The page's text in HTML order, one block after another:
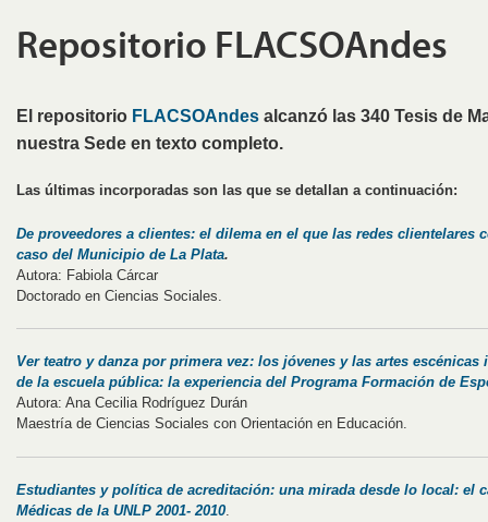
Repositorio FLACSOAndes
El repositorio FLACSOAndes alcanzó las 340 Tesis de
nuestra Sede en texto completo.
Las últimas incorporadas son las que se detallan a continuación:
De proveedores a clientes: el dilema en el que las redes clientelares
caso del Municipio de La Plata.
Autora: Fabiola Cárcar
Doctorado en Ciencias Sociales.
Ver teatro y danza por primera vez: los jóvenes y las artes escénicas
de la escuela pública: la experiencia del Programa Formación de
Autora: Ana Cecilia Rodríguez Durán
Maestría de Ciencias Sociales con Orientación en Educación.
Estudiantes y política de acreditación: una mirada desde lo local: el
Médicas de la UNLP 2001- 2010.